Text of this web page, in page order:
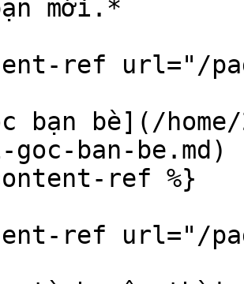
mới.*
ref url="/
bạn bè](/
ban-be.md)
ref %}
ref url="/